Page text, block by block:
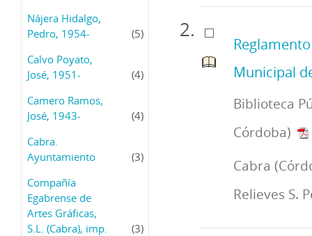
Nájera Hidalgo,
Pedro, 1954-
(5)
Calvo Poyato,
José, 1951-
(4)
Camero Ramos,
José, 1943-
(4)
Cabra.
Ayuntamiento
(3)
Compañía
Egabrense de
Artes Gráficas,
S.L. (Cabra), imp.
(3)
Municipal
Biblioteca
Córdoba)
Cabra
Relieves S.